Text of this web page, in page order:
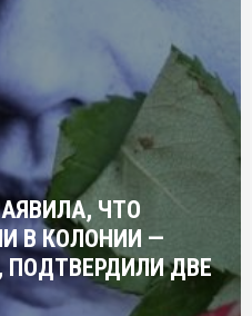
ЧТО
В КОЛОНИИ —
ПОДТВЕРДИЛИ ДВЕ